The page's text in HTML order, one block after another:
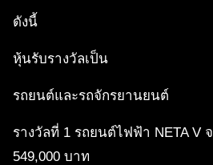
ดังนี้
หุ้นรับรางวัลเป็น
รถยนต์และรถจักรยานยนต์
รางวัลที่ 1 รถยนต์ไฟฟ้า NETA V
549,000 บาท